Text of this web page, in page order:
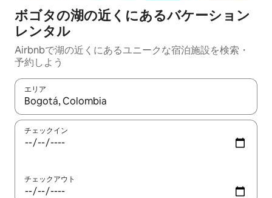
ボゴタの湖の近くにあるバケーション
レンタル
Airbnbで湖の近くにあるユニークな宿泊施設を検索・
予約しよう
エリア
検索結果が表示されたら、上下の矢印キーを使って移動するか
チェックイン
チェックアウト